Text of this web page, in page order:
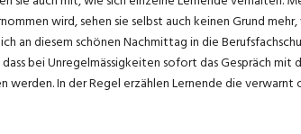
wird, sehen sie selbst auch keinen Grund mehr,
an diesem schönen Nachmittag in die
bei Unregelmässigkeiten sofort das Gespräch mit
werden. In der Regel erzählen Lernende die